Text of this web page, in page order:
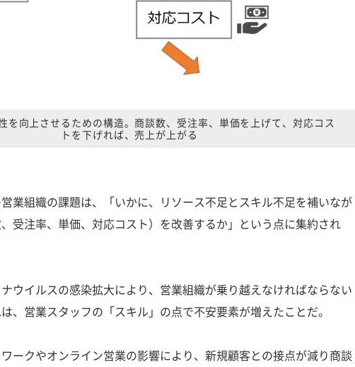
を向上させるための構造。商談数、受注率、単価を上げて、対応コス
トを下げれば、売上が上がる
業組織の課題は、「いかに、リソース不足とスキル不足を補いなが
受注率、単価、対応コスト）を改善するか」という点に集約され
ウイルスの感染拡大により、営業組織が乗り越えなければならない
、営業スタッフの「スキル」の点で不安要素が増えたことだ。
ークやオンライン営業の影響により、新規顧客との接点が減り商談